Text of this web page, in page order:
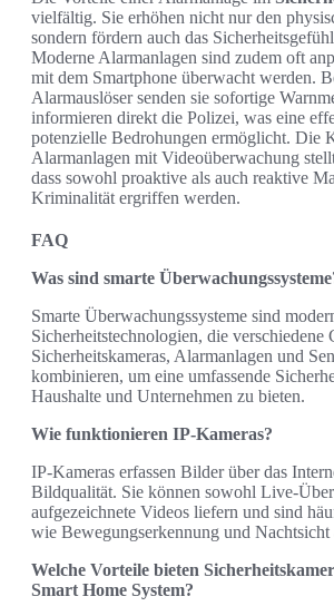
vielfältig. Sie erhöhen nicht nur den
sondern fördern auch das
Moderne Alarmanlagen sind zudem oft
mit dem Smartphone überwacht werden.
Alarmauslöser senden sie sofortige
informieren direkt die Polizei, was eine
potenzielle Bedrohungen ermöglicht. Die
Alarmanlagen mit Videoüberwachung
dass sowohl proaktive als auch reaktive
Kriminalität ergriffen werden.
FAQ
Was sind smarte
Smarte Überwachungssysteme sind
Sicherheitstechnologien, die verschiedene
Sicherheitskameras, Alarmanlagen und
kombinieren, um eine umfassende
Haushalte und Unternehmen zu bieten.
Wie funktionieren IP-Kameras?
IP-Kameras erfassen Bilder über das
Bildqualität. Sie können sowohl Live-
aufgezeichnete Videos liefern und sind
wie Bewegungserkennung und Nachtsicht
Welche Vorteile bieten
Smart Home System?